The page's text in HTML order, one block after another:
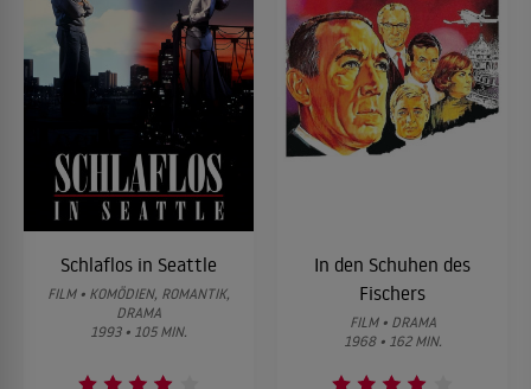
Schlaflos in Seattle
FILM • KOMÖDIEN, ROMANTIK,
DRAMA
1993 • 105 MIN.
In den Schuhen des
Fischers
FILM • DRAMA
1968 • 162 MIN.